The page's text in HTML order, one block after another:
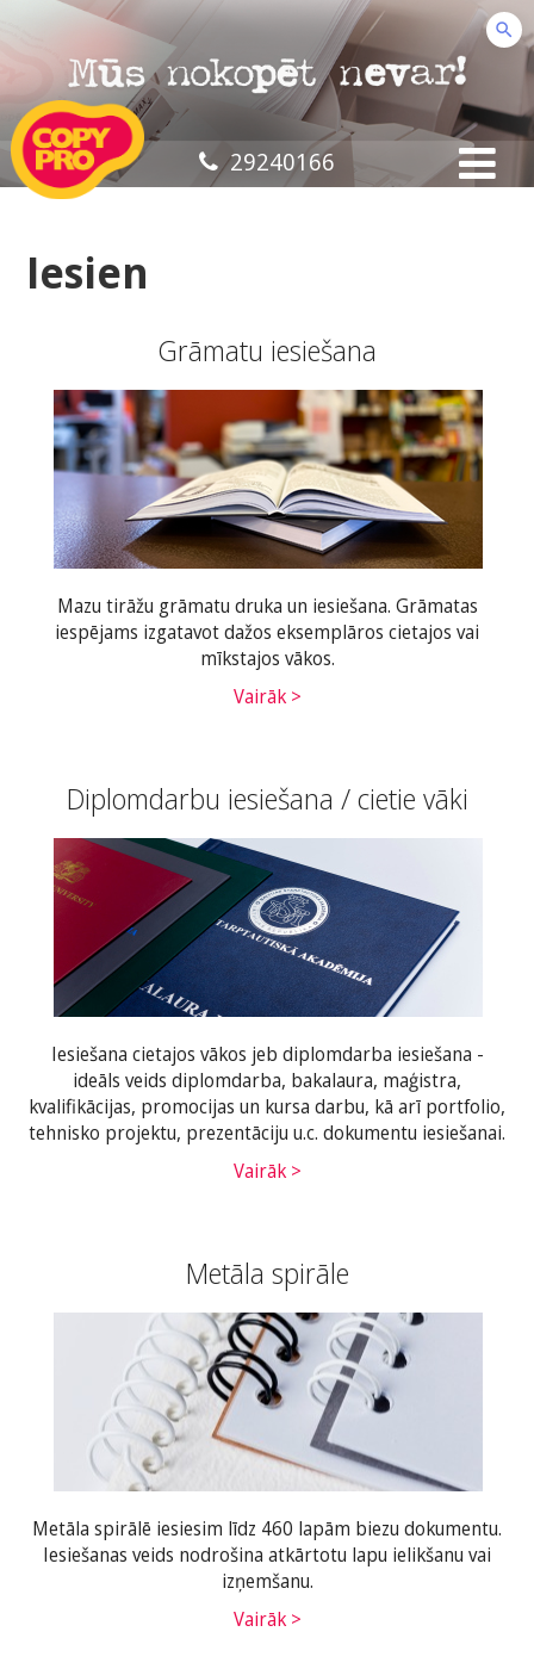
29240166
Iesien
Grāmatu iesiešana
Mazu tirāžu grāmatu druka un iesiešana. Grāmatas
iespējams izgatavot dažos eksemplāros cietajos vai
mīkstajos vākos.
Vairāk >
Diplomdarbu iesiešana / cietie vāki
Iesiešana cietajos vākos jeb diplomdarba iesiešana -
ideāls veids diplomdarba, bakalaura, maģistra,
kvalifikācijas, promocijas un kursa darbu, kā arī portfolio,
tehnisko projektu, prezentāciju u.c. dokumentu iesiešanai.
Vairāk >
Metāla spirāle
Metāla spirālē iesiesim līdz 460 lapām biezu dokumentu.
Iesiešanas veids nodrošina atkārtotu lapu ielikšanu vai
izņemšanu.
Vairāk >